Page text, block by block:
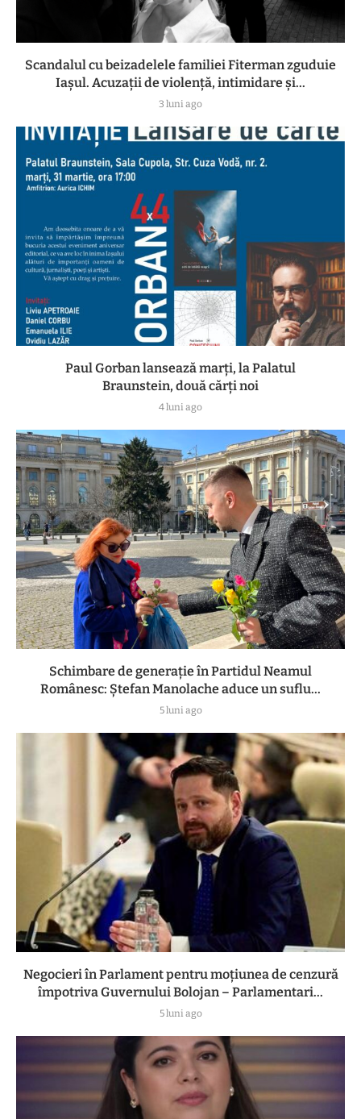
Scandalul cu beizadelele familiei Fiterman zguduie
Iașul. Acuzații de violență, intimidare și...
3 luni ago
Paul Gorban lansează marți, la Palatul
Braunstein, două cărți noi
4 luni ago
Schimbare de generație în Partidul Neamul
Românesc: Ștefan Manolache aduce un suflu...
5 luni ago
Negocieri în Parlament pentru moțiunea de cenzură
împotriva Guvernului Bolojan – Parlamentari...
5 luni ago